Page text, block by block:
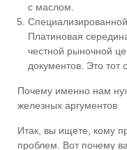
с маслом.
Платиновая
честной рыночной
документов. Это тот
Почему именно нам
железных аргументов
Итак, вы ищете, кому
проблем. Вот почему